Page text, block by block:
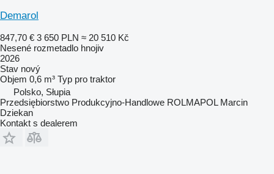
Demarol
847,70 € 3 650 PLN ≈ 20 510 Kč
Nesené rozmetadlo hnojiv
2026
Stav nový
Objem 0,6 m³ Typ pro traktor
Polsko, Słupia
Przedsiębiorstwo Produkcyjno-Handlowe ROLMAPOL Marcin
Dziekan
Kontakt s dealerem